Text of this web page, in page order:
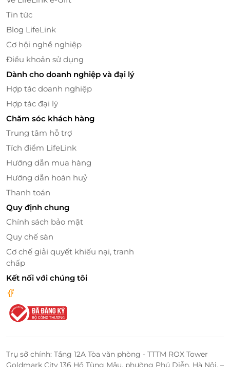
Thẻ quà tặngLifeLink– Trải nghiệm chăm sóc đẳng
cấp tại Soc&Brothers!
Tin tức
Blog LifeLink
Cơ hội nghề nghiệp
Điều khoản sử dụng
Dành cho doanh nghiệp và đại lý
Hợp tác doanh nghiệp
Hợp tác đại lý
Chăm sóc khách hàng
Trung tâm hỗ trợ
Tích điểm LifeLink
Hướng dẫn mua hàng
Hướng dẫn hoàn huỷ
Thanh toán
Quy định chung
Chính sách bảo mật
Quy chế sàn
Cơ chế giải quyết khiếu nại, tranh
chấp
Kết nối với chúng tôi
Trụ sở chính: Tầng 12A Tòa văn phòng - TTTM ROX Tower
Goldmark City 136 Hồ Tùng Mậu, phường Phú Diễn, Hà Nội. –